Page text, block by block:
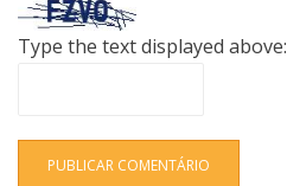
Type the text displayed above: